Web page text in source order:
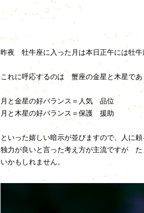
昨夜 牡牛座に入った月は本日正午には牡牛
これに呼応するのは 蟹座の金星と木星であ
月と金星の好バランス＝人気 品位
月と木星の好バランス＝保護 援助
といった嬉しい暗示が並びますので、人に頼
独力が良いと言った考え方が主流ですが た
いかもしれません。